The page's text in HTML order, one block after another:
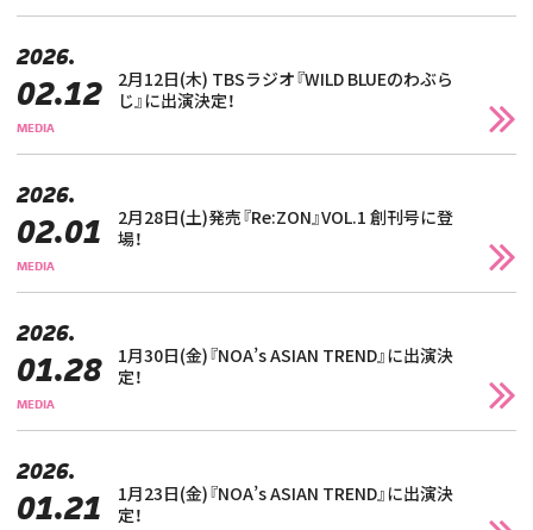
2026.
02.12
MEDIA
2月12日(木) TBSラジオ『WILD BLUEのわぶら
じ』に出演決定！
2026.
02.01
MEDIA
2月28日(土)発売『Re:ZON』VOL.1 創刊号に登
場！
2026.
01.28
MEDIA
1月30日(金)『NOA’s ASIAN TREND』に出演決
定！
2026.
01.21
1月23日(金)『NOA’s ASIAN TREND』に出演決
定！